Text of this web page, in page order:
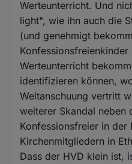
Werteunterricht. Und
light", wie ihn auch die
(und genehmigt
Konfessionsfreienkinder
Werteunterricht
identifizieren können,
Weltanschuung vertritt
weiterer Skandal neben
Konfessionsfreier in der
Kirchenmitgliedern in
Dass der HVD klein ist,